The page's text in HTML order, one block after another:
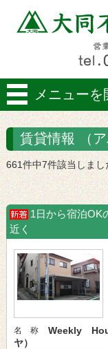
メニューを
賃貸情報 （
661件中7件該当しま
1日から宿泊
近く
名 称
Weekly
ヤ）